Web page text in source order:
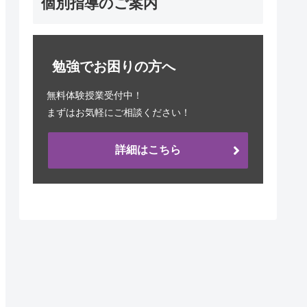
勉強でお困りの方へ
無料体験授業受付中！
まずはお気軽にご相談ください！
詳細はこちら